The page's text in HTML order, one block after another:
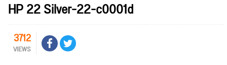
HP 22 Silver-22-c0001d
3712
VIEWS